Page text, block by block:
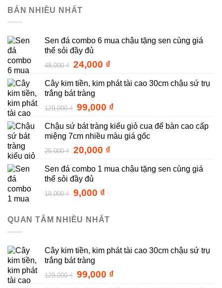
32,000 ₫.
BÁN NHIỀU NHẤT
Sen đá combo 6 mua chậu tặng sen cùng giá
thể sỏi đầy đủ
48,000₫ Giá
là:
48,000 ₫.
24,000 ₫Giá
tại
24,000 ₫.
Cây kim tiền, kim phát tài cao 30cm chậu sứ trụ
trắng bát tràng
129,000₫ Giá
là:
129,000 ₫.
99,000 ₫Giá
tại
là:
Chậu sứ bát tràng kiểu giỏ cua để bàn cao cấp
miệng 7cm nhiều màu giá gốc
25,000₫ Giá
là:
25,000 ₫.
20,000 ₫Giá
tại
Sen đá combo 1 mua chậu tặng sen cùng giá
thể sỏi đầy đủ
18,000₫ Giá
là:
18,000 ₫.
9,000 ₫Giá
là:
QUAN TÂM NHIỀU NHẤT
Cây kim tiền, kim phát tài cao 30cm chậu sứ trụ
trắng bát tràng
129,000₫ Giá
99,000 ₫Giá